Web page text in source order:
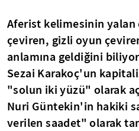
Aferist kelimesinin yalan
çeviren, gizli oyun
anlamına geldiğini
Sezai Karakoç'un
"solun iki yüzü" olarak
Nuri Güntekin'in hakiki
verilen saadet" olarak